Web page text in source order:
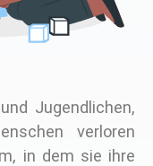
Jugendlichen,
verloren
in dem sie ihre